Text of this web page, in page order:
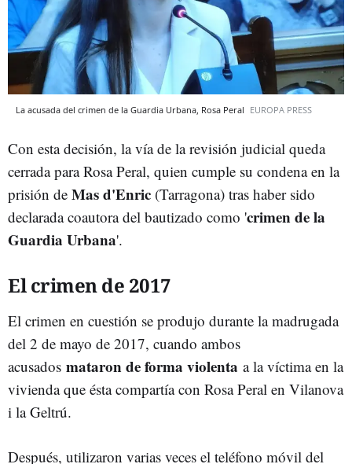
La acusada del crimen de la Guardia Urbana, Rosa Peral EUROPA PRESS
Con esta decisión, la vía de la revisión judicial queda
cerrada para Rosa Peral, quien cumple su condena en la
prisión de Mas d'Enric (Tarragona) tras haber sido
declarada coautora del bautizado como 'crimen de la
Guardia Urbana'.
El crimen de 2017
El crimen en cuestión se produjo durante la madrugada
del 2 de mayo de 2017, cuando ambos
acusados mataron de forma violenta a la víctima en la
vivienda que ésta compartía con Rosa Peral en Vilanova
i la Geltrú.
Después, utilizaron varias veces el teléfono móvil del